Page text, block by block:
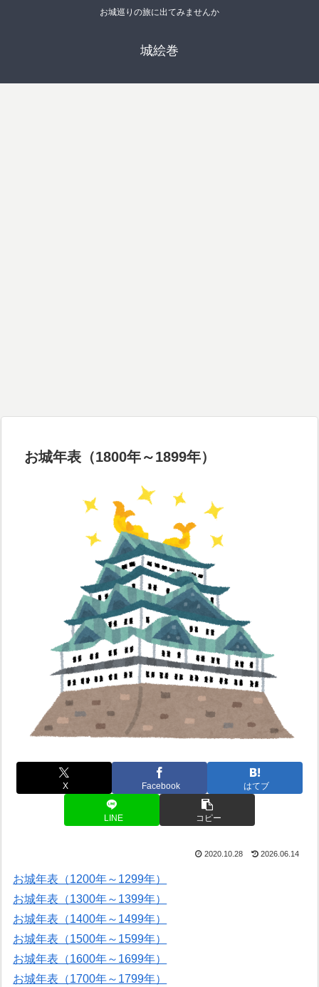
お城巡りの旅に出てみませんか
城絵巻
お城年表（1800年～1899年）
X Facebook はてブ
LINE コピー
2020.10.28 2026.06.14
お城年表（1200年～1299年）
お城年表（1300年～1399年）
お城年表（1400年～1499年）
お城年表（1500年～1599年）
お城年表（1600年～1699年）
お城年表（1700年～1799年）